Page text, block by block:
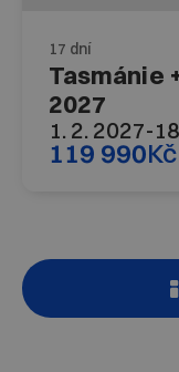
17 dní
Tasmánie
2027
1. 2. 2027-
119 990Kč